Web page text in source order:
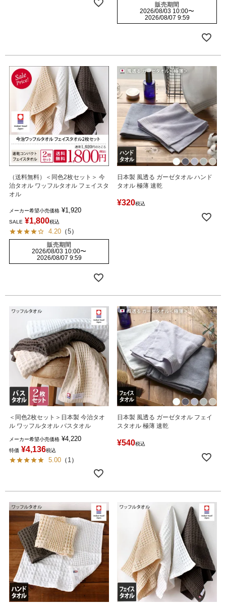
販売期間
2026/08/03 10:00〜
2026/08/07 9:59
（送料無料）＜同色2枚セット＞ 今
治タオル ワッフルタオル フェイスタ
オル
メーカー希望小売価格 ¥1,920
SALE ¥1,800税込
4.20 （5）
販売期間
2026/08/03 10:00〜
2026/08/07 9:59
日本製 風透る ガーゼタオル ハンド
タオル 極薄 速乾
¥320税込
＜同色2枚セット＞日本製 今治タオ
ル ワッフルタオル バスタオル
メーカー希望小売価格 ¥4,220
特価 ¥4,136税込
5.00 （ 1 ）
日本製 風透る ガーゼタオル フェイ
スタオル 極薄 速乾
¥540税込